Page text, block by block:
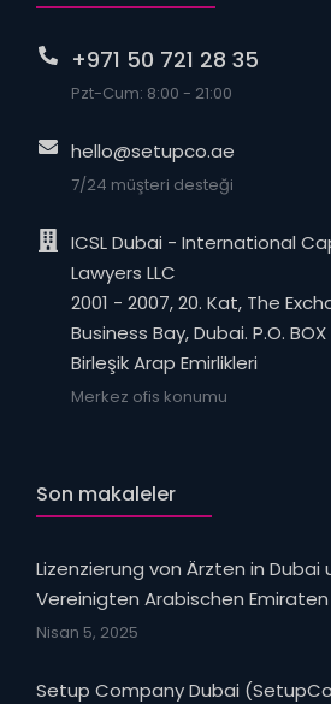
+971 50 721 28 35
Pzt-Cum: 8:00 - 21:00
hello@setupco.ae
7/24 müşteri desteği
ICSL Dubai - International
Lawyers LLC
2001 - 2007, 20. Kat, The
Business Bay, Dubai. P.O.
Birleşik Arap Emirlikleri
Merkez ofis konumu
Son makaleler
Lizenzierung von Ärzten in Dubai
Vereinigten Arabischen Emiraten
Nisan 5, 2025
Setup Company Dubai